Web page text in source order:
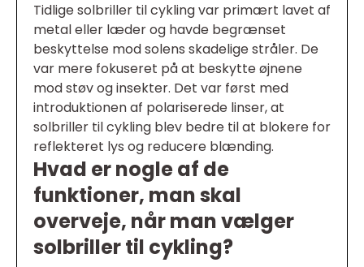
Tidlige solbriller til cykling var primært lavet af
metal eller læder og havde begrænset
beskyttelse mod solens skadelige stråler. De
var mere fokuseret på at beskytte øjnene
mod støv og insekter. Det var først med
introduktionen af polariserede linser, at
solbriller til cykling blev bedre til at blokere for
reflekteret lys og reducere blænding.
Hvad er nogle af de
funktioner, man skal
overveje, når man vælger
solbriller til cykling?